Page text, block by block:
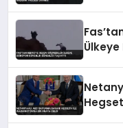
Ülkeye